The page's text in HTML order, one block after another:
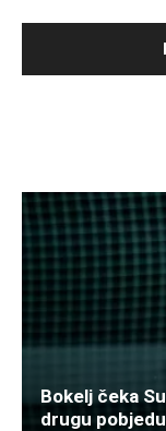
Bokelj čeka
drugu